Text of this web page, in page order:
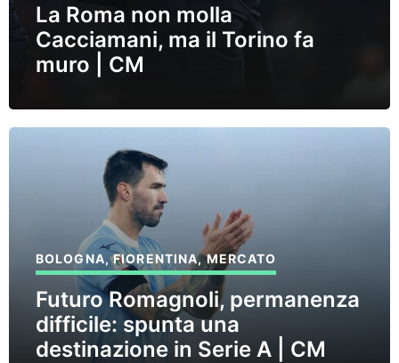
La Roma non molla
Cacciamani, ma il Torino fa
muro | CM
BOLOGNA,FIORENTINA,MERCATO
Futuro Romagnoli, permanenza
difficile: spunta una
destinazione in Serie A | CM